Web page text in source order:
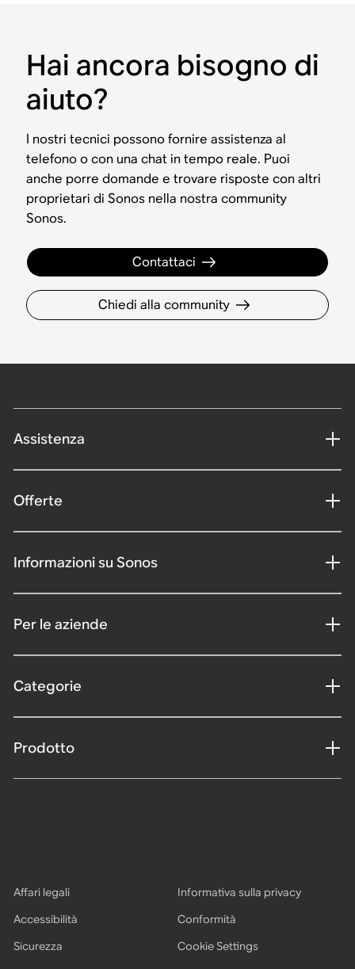
Hai ancora bisogno di
aiuto?
I nostri tecnici possono fornire assistenza al
telefono o con una chat in tempo reale. Puoi
anche porre domande e trovare risposte con altri
proprietari di Sonos nella nostra community
Sonos.
Contattaci
Chiedi alla community
Assistenza
Offerte
Informazioni su Sonos
Per le aziende
Categorie
Prodotto
Affari legali
Informativa sulla privacy
Accessibilità
Conformità
Sicurezza
Cookie Settings